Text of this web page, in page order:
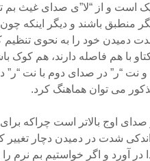
است و از “لا”ی صدای غیث
منطبق باشند و دیگر
خود را به نحوی تنظیم
با هم فاصله دارند، هم کوک
نت “ر” در صدای دوم با نت
می توان هماهنگ کرد.
اوج بالاتر است چراکه برای
شدت در دمیدن دچار تغییر
آورد و اگر خواستیم بم نرم